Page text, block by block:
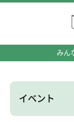
みん
イベント